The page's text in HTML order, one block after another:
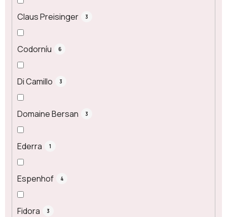
Claus Preisinger 3
Codorníu 6
Di Camillo 3
Domaine Bersan 3
Ederra 1
Espenhof 4
Fidora 3